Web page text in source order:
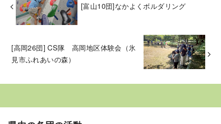
[富山10団]なかよくボルダリング
[高岡26団] CS隊 高岡地区体験会（氷
見市ふれあいの森）